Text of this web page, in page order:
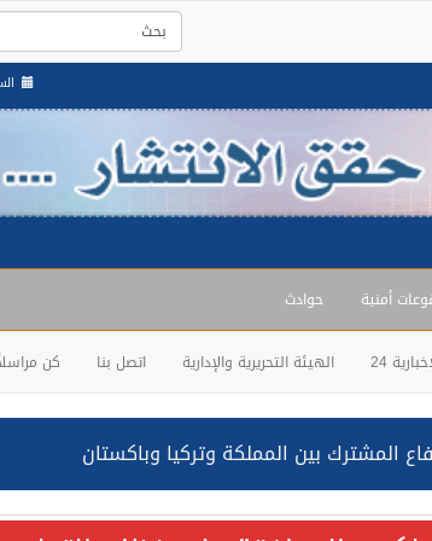
أمنية حوادث
24 الهيئة التحريرية والإدارية اتصل بنا كن
المشترك بين المملكة وتركيا وباكستان
رد عسكري متناسبة لأهداف عسكرية مشروعة تابعة